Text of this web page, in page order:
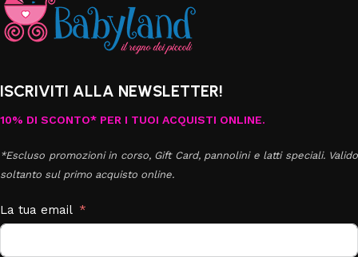
ISCRIVITI ALLA NEWSLETTER!
10% DI SCONTO* PER I TUOI ACQUISTI ONLINE.
*Escluso promozioni in corso, Gift Card, pannolini e latti speciali. Valido
soltanto sul primo acquisto online.
La tua email